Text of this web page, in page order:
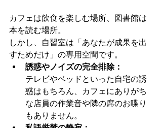
カフェは飲食を楽しむ場所、図書館は
本を読む場所。
しかし、自習室は「あなたが成果を出
すためだけ」の専用空間です。
誘惑やノイズの完全排除：
テレビやベッドといった自宅の誘
惑はもちろん、カフェにありがち
な店員の作業音や隣の席のお喋り
もありません。